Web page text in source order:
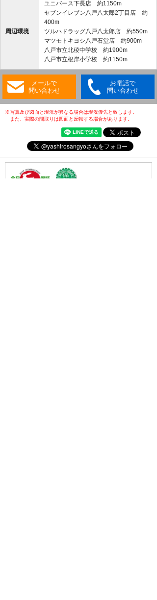
周辺環境
ユニバース下長店 約1150m
セブンイレブン八戸八太郎2丁目店 約
400m
ツルハドラッグ八戸八太郎店 約550m
マツモトキヨシ八戸石堂店 約900m
八戸市立北稜中学校 約1900m
八戸市立根岸小学校 約1150m
メールで
問い合わせ
お電話で
問い合わせ
※写真及び図面と現況が異なる場合は現況優先と致します。
また、実際の間取りは図面と反転する場合があります。